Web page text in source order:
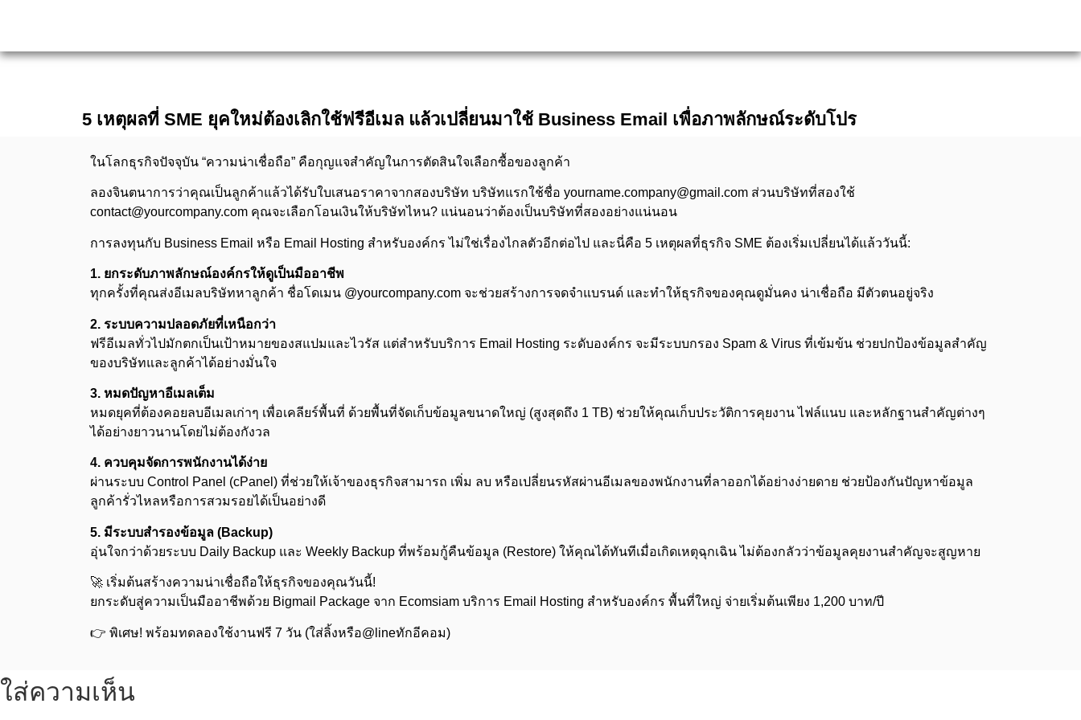
5 เหตุผลที่ SME ยุคใหม่ต้องเลิกใช้ฟรีอีเมล แล้วเปลี่ยนมาใช้ Business Email เพื่อภาพลักษณ์ระดับโปร
ในโลกธุรกิจปัจจุบัน “ความน่าเชื่อถือ” คือกุญแจสำคัญในการตัดสินใจเลือกซื้อของลูกค้า
ลองจินตนาการว่าคุณเป็นลูกค้าแล้วได้รับใบเสนอราคาจากสองบริษัท บริษัทแรกใช้ชื่อ yourname.company@gmail.com ส่วนบริษัทที่สองใช้
contact@yourcompany.com คุณจะเลือกโอนเงินให้บริษัทไหน? แน่นอนว่าต้องเป็นบริษัทที่สองอย่างแน่นอน
การลงทุนกับ Business Email หรือ Email Hosting สำหรับองค์กร ไม่ใช่เรื่องไกลตัวอีกต่อไป และนี่คือ 5 เหตุผลที่ธุรกิจ SME ต้องเริ่มเปลี่ยนได้แล้ววันนี้:
1. ยกระดับภาพลักษณ์องค์กรให้ดูเป็นมืออาชีพ
ทุกครั้งที่คุณส่งอีเมลบริษัทหาลูกค้า ชื่อโดเมน @yourcompany.com จะช่วยสร้างการจดจำแบรนด์ และทำให้ธุรกิจของคุณดูมั่นคง น่าเชื่อถือ มีตัวตนอยู่จริง
2. ระบบความปลอดภัยที่เหนือกว่า
ฟรีอีเมลทั่วไปมักตกเป็นเป้าหมายของสแปมและไวรัส แต่สำหรับบริการ Email Hosting ระดับองค์กร จะมีระบบกรอง Spam & Virus ที่เข้มข้น ช่วยปกป้องข้อมูลสำคัญ
ของบริษัทและลูกค้าได้อย่างมั่นใจ
3. หมดปัญหาอีเมลเต็ม
หมดยุคที่ต้องคอยลบอีเมลเก่าๆ เพื่อเคลียร์พื้นที่ ด้วยพื้นที่จัดเก็บข้อมูลขนาดใหญ่ (สูงสุดถึง 1 TB) ช่วยให้คุณเก็บประวัติการคุยงาน ไฟล์แนบ และหลักฐานสำคัญต่างๆ
ได้อย่างยาวนานโดยไม่ต้องกังวล
4. ควบคุมจัดการพนักงานได้ง่าย
ผ่านระบบ Control Panel (cPanel) ที่ช่วยให้เจ้าของธุรกิจสามารถ เพิ่ม ลบ หรือเปลี่ยนรหัสผ่านอีเมลของพนักงานที่ลาออกได้อย่างง่ายดาย ช่วยป้องกันปัญหาข้อมูล
ลูกค้ารั่วไหลหรือการสวมรอยได้เป็นอย่างดี
5. มีระบบสำรองข้อมูล (Backup)
อุ่นใจกว่าด้วยระบบ Daily Backup และ Weekly Backup ที่พร้อมกู้คืนข้อมูล (Restore) ให้คุณได้ทันทีเมื่อเกิดเหตุฉุกเฉิน ไม่ต้องกลัวว่าข้อมูลคุยงานสำคัญจะสูญหาย
🚀 เริ่มต้นสร้างความน่าเชื่อถือให้ธุรกิจของคุณวันนี้!
ยกระดับสู่ความเป็นมืออาชีพด้วย Bigmail Package จาก Ecomsiam บริการ Email Hosting สำหรับองค์กร พื้นที่ใหญ่ จ่ายเริ่มต้นเพียง 1,200 บาท/ปี
👉 พิเศษ! พร้อมทดลองใช้งานฟรี 7 วัน (ใส่ลิ้งหรือ@lineทักอีคอม)
ใส่ความเห็น